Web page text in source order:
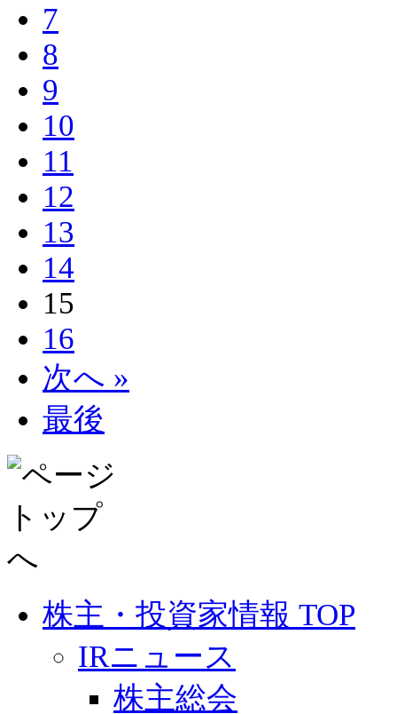
7
8
9
10
11
12
13
14
15
16
次へ »
最後
株主・投資家情報 TOP
IRニュース
株主総会